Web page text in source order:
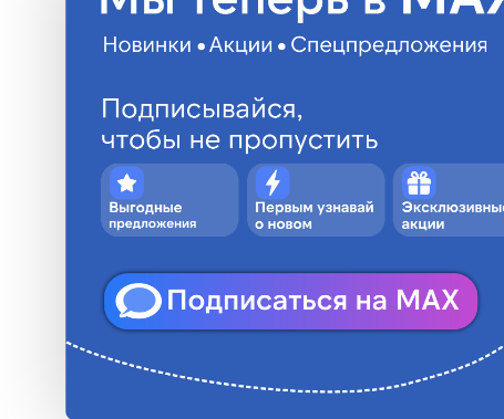
AQR-16-15-MINI
На складе:
Аналоги
В корзину